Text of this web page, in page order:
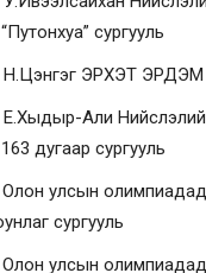
сургууль
ЭРХЭТ ЭРДЭМ
Али
дугаар сургууль
Олон улсын
сургууль
Олон улсын